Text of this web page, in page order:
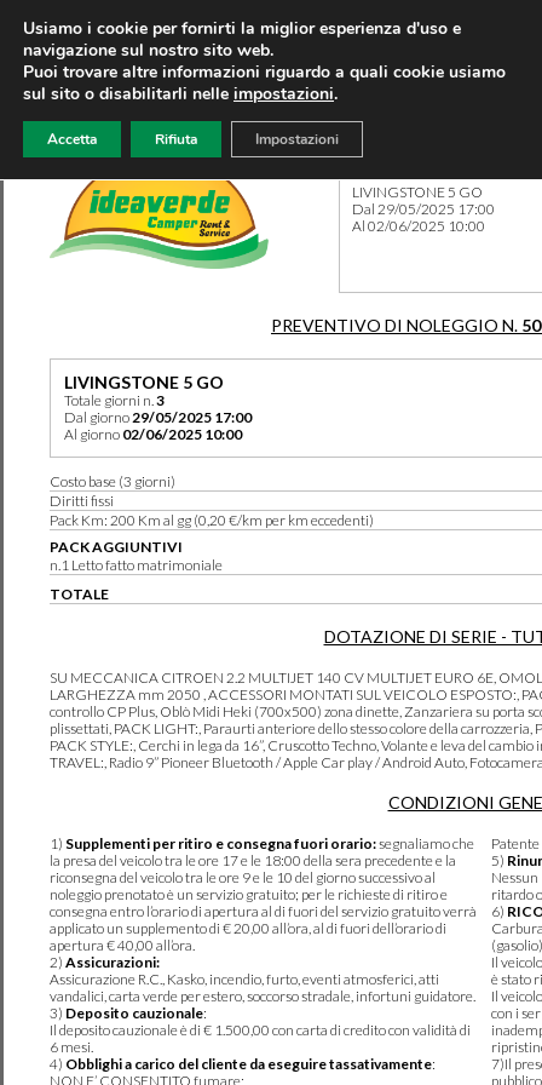
LIVINGSTONE 5 GO
Dal 29/05/2025 17:00
Al 02/06/2025 10:00
PREVENTIVO DI NOLEGGIO N.
LIVINGSTONE 5 GO
Totale giorni n.3
Dal giorno29/05/2025 17:00
Al giorno 02/06/2025 10:00
Costo base (3 giorni)
Diritti fissi
Pack Km: 200 Km al gg (0,20 €/km per km eccedenti)
PACK AGGIUNTIVI
n.1 Letto fatto matrimoniale
TOTALE
DOTAZIONE DI SERIE -
SU MECCANICA CITROEN 2.2 MULTIJET 140 CV MULTIJET EURO 6E,
LARGHEZZA mm 2050 , ACCESSORI MONTATI SUL VEICOLO ESPOSTO:,
controllo CP Plus, Oblò Midi Heki (700x500) zona dinette, Zanzariera su porta
plissettati, PACK LIGHT:, Paraurti anteriore dello stesso colore della
PACK STYLE:, Cerchi in lega da 16”, Cruscotto Techno, Volante e leva del
TRAVEL:, Radio 9” Pioneer Bluetooth / Apple Car play / Android Auto,
CONDIZIONI
1) Supplementi per ritiro e consegna fuori orario:segnaliamo che
la presa del veicolo tra le ore 17 e le 18:00 della sera precedente e la
riconsegna del veicolo tra le ore 9 e le 10 del giorno successivo al
noleggio prenotato è un servizio gratuito; per le richieste di ritiro e
consegna entro l’orario di apertura al di fuori del servizio gratuito verrà
applicato un supplemento di € 20,00 all’ora, al di fuori dell’orario di
apertura € 40,00 all’ora.
2) Assicurazioni:
Assicurazione R.C., Kasko, incendio, furto, eventi atmosferici, atti
vandalici, carta verde per estero, soccorso stradale, infortuni guidatore.
3) Deposito cauzionale:
Il deposito cauzionale è di € 1.500,00 con carta di credito con validità di
6 mesi.
4) Obblighi a carico del cliente da eseguire tassativamente:
NON E’ CONSENTITO fumare;
Patente
5)
Nessun
ritardo
6)
Il
è stato
Il
con i
7)Il
Usiamo i cookie per fornirti la miglior esperienza d'uso e
navigazione sul nostro sito web.
Puoi trovare altre informazioni riguardo a quali cookie usiamo
sul sito o disabilitarli nelle impostazioni.
Accetta Rifiuta Impostazioni